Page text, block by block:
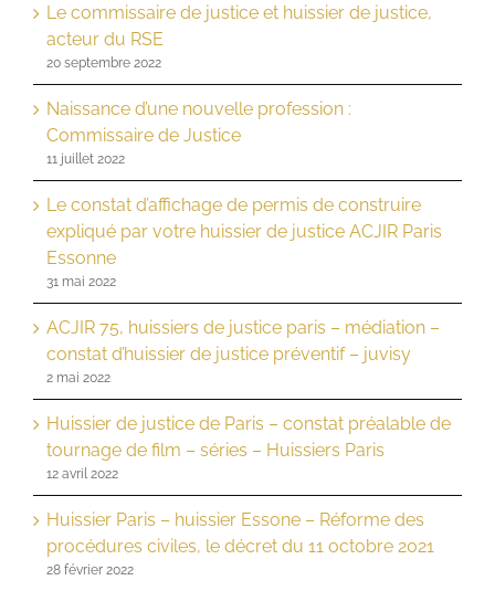
Le commissaire de justice et huissier de justice,
acteur du RSE
20 septembre 2022
Naissance d’une nouvelle profession :
Commissaire de Justice
11 juillet 2022
Le constat d’affichage de permis de construire
expliqué par votre huissier de justice ACJIR Paris
Essonne
31 mai 2022
ACJIR 75, huissiers de justice paris – médiation –
constat d’huissier de justice préventif – juvisy
2 mai 2022
Huissier de justice de Paris – constat préalable de
tournage de film – séries – Huissiers Paris
12 avril 2022
Huissier Paris – huissier Essone – Réforme des
procédures civiles, le décret du 11 octobre 2021
28 février 2022